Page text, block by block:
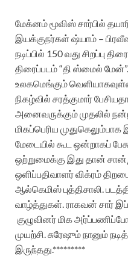
மேக்னம் மூவிஸ் சார்பில்
இயக்குநர்கள் ஷ்யாம் –
நடிப்பில் 150 வது சிறப்பு
திரைப்படம் “தி ஸ்மைல்
உலகமெங்கும்
நிகழ்வில் சரத்குமார்
அனைவருக்கும் முதலில்
மிகப்பெரிய
மேடையில் கூட ஒன்றாகப்
ஒற்றுமைக்கு இது தான்
ஒளிப்பதிவாளர் விக்ரம்
ஆல்கெமிஸ் புத்திசாலி.
வாழ்த்துகள். ராகவன் சார்
குழுவினர் மிக
முயற்சி. சுரேஷும் நானும்
இருந்தது.*********